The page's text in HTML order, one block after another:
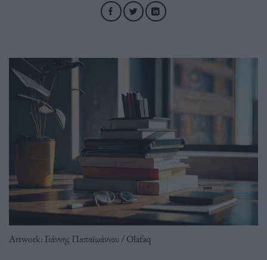
Artwork: Γιάννης Παπαϊωάννου / Olafaq